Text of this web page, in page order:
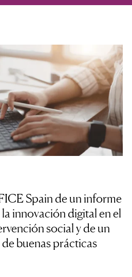
Spain de un informe
innovación digital en el
social y de un
buenas prácticas